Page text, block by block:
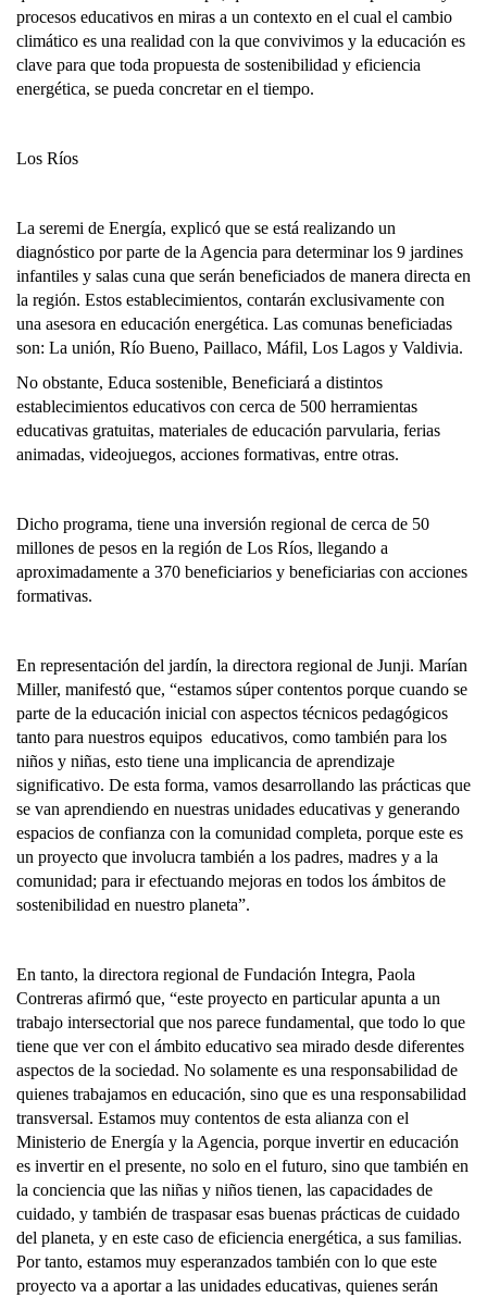
procesos educativos en miras a un contexto en el cual el cambio
climático es una realidad con la que convivimos y la educación es
clave para que toda propuesta de sostenibilidad y eficiencia
energética, se pueda concretar en el tiempo.
Los Ríos
La seremi de Energía, explicó que se está realizando un
diagnóstico por parte de la Agencia para determinar los 9 jardines
infantiles y salas cuna que serán beneficiados de manera directa en
la región. Estos establecimientos, contarán exclusivamente con
una asesora en educación energética. Las comunas beneficiadas
son: La unión, Río Bueno, Paillaco, Máfil, Los Lagos y Valdivia.
No obstante, Educa sostenible, Beneficiará a distintos
establecimientos educativos con cerca de 500 herramientas
educativas gratuitas, materiales de educación parvularia, ferias
animadas, videojuegos, acciones formativas, entre otras.
Dicho programa, tiene una inversión regional de cerca de 50
millones de pesos en la región de Los Ríos, llegando a
aproximadamente a 370 beneficiarios y beneficiarias con acciones
formativas.
En representación del jardín, la directora regional de Junji. Marían
Miller, manifestó que, “estamos súper contentos porque cuando se
parte de la educación inicial con aspectos técnicos pedagógicos
tanto para nuestros equipos educativos, como también para los
niños y niñas, esto tiene una implicancia de aprendizaje
significativo. De esta forma, vamos desarrollando las prácticas que
se van aprendiendo en nuestras unidades educativas y generando
espacios de confianza con la comunidad completa, porque este es
un proyecto que involucra también a los padres, madres y a la
comunidad; para ir efectuando mejoras en todos los ámbitos de
sostenibilidad en nuestro planeta”.
En tanto, la directora regional de Fundación Integra, Paola
Contreras afirmó que, “este proyecto en particular apunta a un
trabajo intersectorial que nos parece fundamental, que todo lo que
tiene que ver con el ámbito educativo sea mirado desde diferentes
aspectos de la sociedad. No solamente es una responsabilidad de
quienes trabajamos en educación, sino que es una responsabilidad
transversal. Estamos muy contentos de esta alianza con el
Ministerio de Energía y la Agencia, porque invertir en educación
es invertir en el presente, no solo en el futuro, sino que también en
la conciencia que las niñas y niños tienen, las capacidades de
cuidado, y también de traspasar esas buenas prácticas de cuidado
del planeta, y en este caso de eficiencia energética, a sus familias.
Por tanto, estamos muy esperanzados también con lo que este
proyecto va a aportar a las unidades educativas, quienes serán